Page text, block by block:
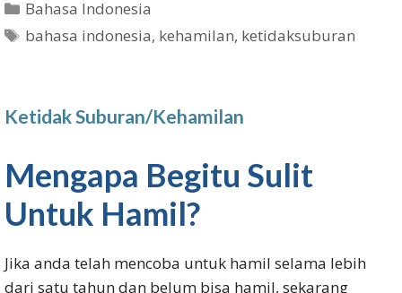
Categories
Bahasa Indonesia
Tags
bahasa indonesia, kehamilan, ketidaksuburan
Ketidak Suburan/Kehamilan
Mengapa Begitu Sulit
Untuk Hamil?
Jika anda telah mencoba untuk hamil selama lebih
dari satu tahun dan belum bisa hamil, sekarang